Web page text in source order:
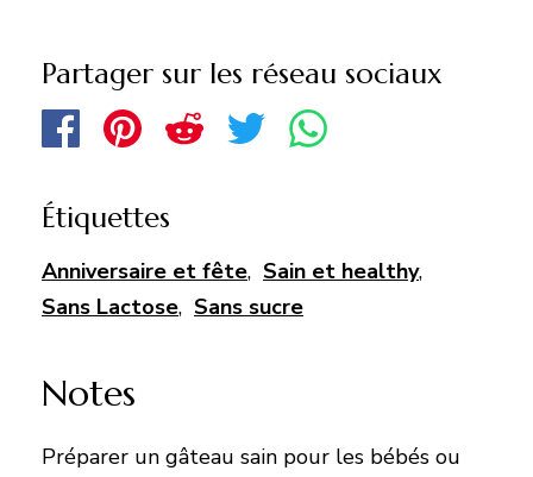
Partager sur les réseau sociaux
Étiquettes
Anniversaire et fête, Sain et healthy,
Sans Lactose, Sans sucre
Notes
Préparer un gâteau sain pour les bébés ou